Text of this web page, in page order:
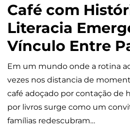
Café com
Literacia
Vínculo Entre
Em um mundo onde a rotina
vezes nos distancia de
café adoçado por contação de
por livros surge como um
famílias redescubram…